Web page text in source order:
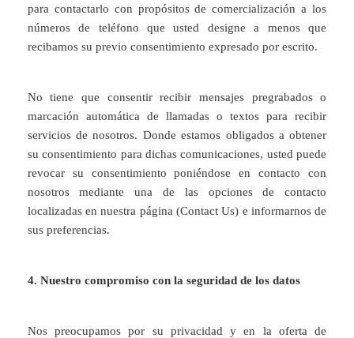
para contactarlo con propósitos de comercialización a los
números de teléfono que usted designe a menos que
recibamos su previo consentimiento expresado por escrito.
No tiene que consentir recibir mensajes pregrabados o
marcación automática de llamadas o textos para recibir
servicios de nosotros. Donde estamos obligados a obtener
su consentimiento para dichas comunicaciones, usted puede
revocar su consentimiento poniéndose en contacto con
nosotros mediante una de las opciones de contacto
localizadas en nuestra página (Contact Us) e informarnos de
sus preferencias.
4. Nuestro compromiso con la seguridad de los datos
Nos preocupamos por su privacidad y en la oferta de